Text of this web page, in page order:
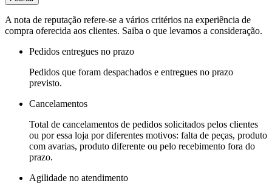
A nota de reputação refere-se a vários critérios na experiência de
compra oferecida aos clientes. Saiba o que levamos a consideração.
Pedidos entregues no prazo
Pedidos que foram despachados e entregues no prazo
previsto.
Cancelamentos
Total de cancelamentos de pedidos solicitados pelos clientes
ou por essa loja por diferentes motivos: falta de peças, produto
com avarias, produto diferente ou pelo recebimento fora do
prazo.
Agilidade no atendimento